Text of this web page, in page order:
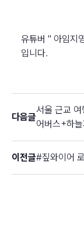
유튜버 " 아임지
입니다.
다음글
서울 근교
어버스+하
이전글#짚와이어